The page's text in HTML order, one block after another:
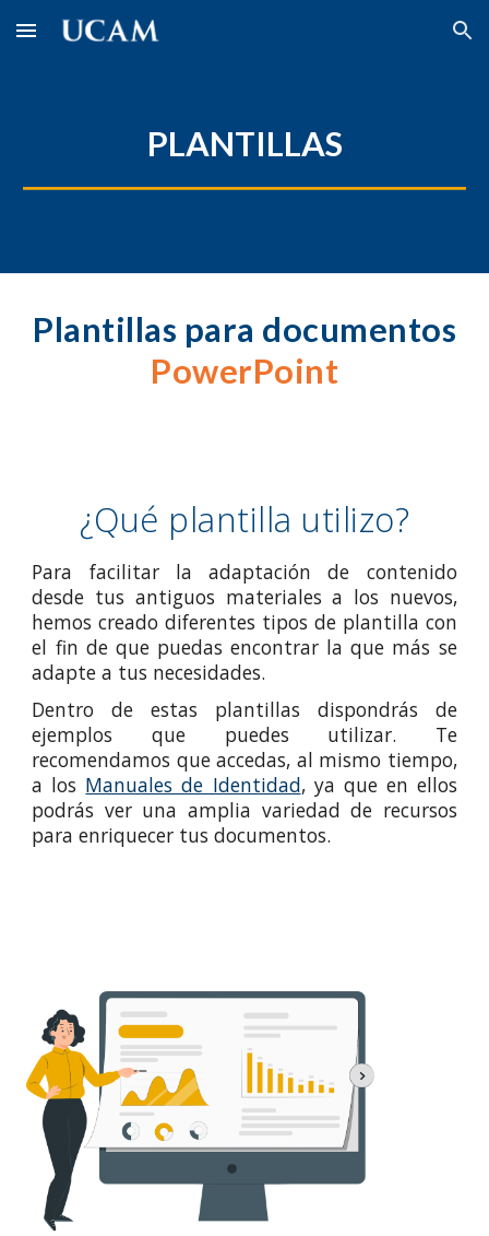
Skip to main content Skip to navigation
PLANTILLAS
Plantillas para documentos
PowerPoint
¿Qué plantilla utilizo?
Para facilitar la adaptación de contenido
desde tus antiguos materiales a los nuevos,
hemos creado diferentes tipos de plantilla con
el fin de que puedas encontrar la que más se
adapte a tus necesidades.
Dentro de estas plantillas dispondrás de
ejemplos que puedes utilizar. Te
recomendamos que accedas, al mismo tiempo,
a los Manuales de Identidad, ya que en ellos
podrás ver una amplia variedad de recursos
para enriquecer tus documentos.